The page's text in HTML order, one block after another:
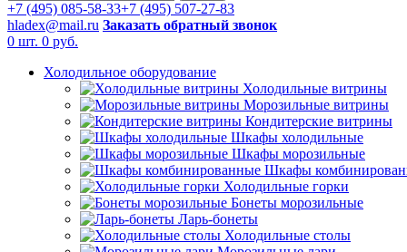
+7 (495) 085-58-33+7 (495) 507-27-83
hladex@mail.ru Заказать обратный звонок
0 шт. 0 руб.
Холодильное оборудование
Холодильные витрины
Морозильные витрины
Кондитерские витрины
Шкафы холодильные
Шкафы морозильные
Шкафы
Холодильные горки
Бонеты морозильные
Ларь-бонеты
Холодильные столы